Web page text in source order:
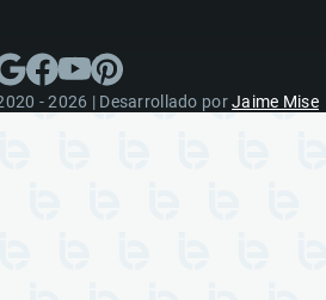
- 2026 | Desarrollado porJaime Mise